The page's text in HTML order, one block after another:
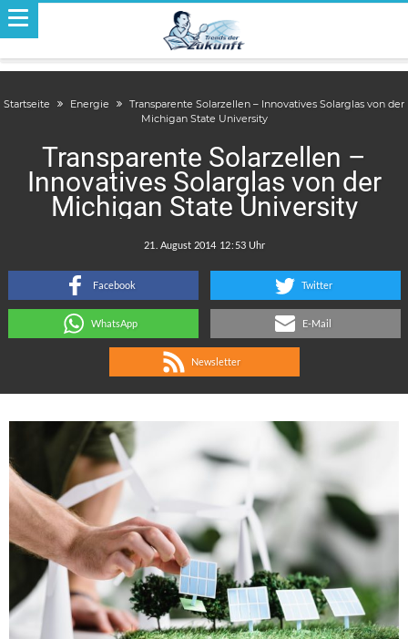
Startseite Energie
Transparente Solarzellen – Innovatives Solarglas von der
Michigan State University
Transparente Solarzellen –
Innovatives Solarglas von der
Michigan State University
:
Facebook Twitter
WhatsApp E-Mail
Newsletter